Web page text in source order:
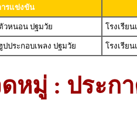
ารแข่งขัน
วหนอน ปฐมวัย
โรงเรีย
ประกอบเพลง ปฐมวัย โรงเรีย
หมู่ : ประก